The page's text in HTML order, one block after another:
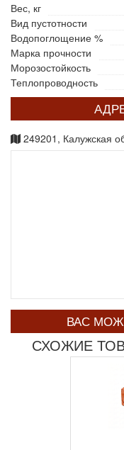
Вес, кг
Вид пустотности
Водопоглощение %
Марка прочности
Морозостойкость
Теплопроводность
249201, Калужская
ВАС
СХОЖИЕ